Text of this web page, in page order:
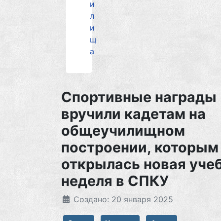
и
л
и
щ
а
Спортивные награды
вручили кадетам на
общеучилищном
построении, которым
открылась новая
неделя в СПКУ
Создано: 20 января 2025